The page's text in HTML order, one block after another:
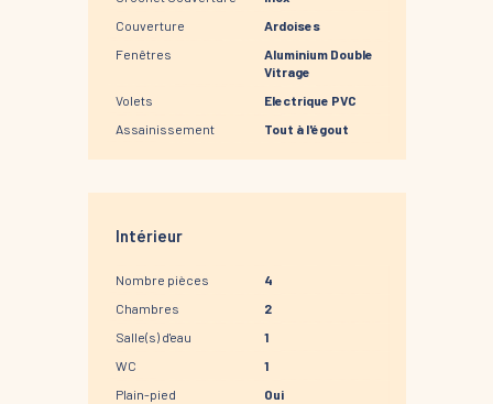
Couverture
Ardoises
Fenêtres
Aluminium Double
Vitrage
Volets
Electrique PVC
Assainissement
Tout à l'égout
Intérieur
Nombre pièces
4
Chambres
2
Salle(s) d'eau
1
WC
1
Plain-pied
Oui